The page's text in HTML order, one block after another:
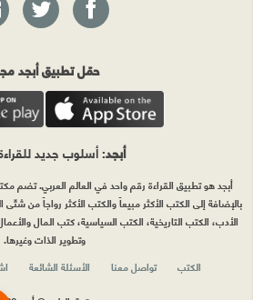
حمّل تطبيق أبجد
أبجد: أسلوب جديد للقراءة
أبجد هو تطبيق القراءة رقم واحد في العالم العربي. تضم
بالإضافة إلى الكتب الأكثر مبيعاً والكتب الأكثر رواجاً من
الأدب، الكتب التاريخية، الكتب السياسية، كتب المال
وتطوير الذات وغيرها.
الكتب
تواصل معنا الأسئلة الشائعة